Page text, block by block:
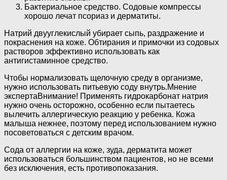
Бактериальное средство. Содовые компрессы
хорошо лечат псориаз и дерматиты.
Натрий двууглекислый убирает сыпь, раздражение и
покраснения на коже. Обтирания и примочки из содовых
растворов эффективно использовать как
антигистаминное средство.
Чтобы нормализовать щелочную среду в организме,
нужно использовать питьевую соду внутрь.Мнение
экспертаВнимание! Применять гидрокарбонат натрия
нужно очень осторожно, особенно если пытаетесь
вылечить аллергическую реакцию у ребенка. Кожа
малыша нежнее, поэтому перед использованием нужно
посоветоваться с детским врачом.
Сода от аллергии на коже, зуда, дерматита может
использоваться большинством пациентов, но не всеми
без исключения, есть противопоказания.